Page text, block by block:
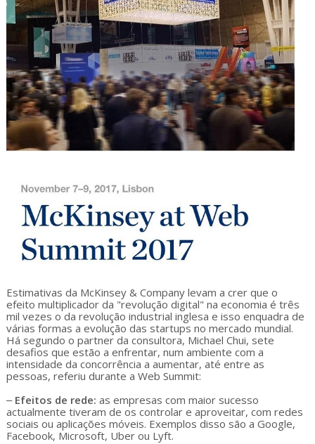
Estimativas da McKinsey & Company levam a crer que o
efeito multiplicador da "revolução digital" na economia é três
mil vezes o da revolução industrial inglesa e isso enquadra de
várias formas a evolução das startups no mercado mundial.
Há segundo o partner da consultora, Michael Chui, sete
desafios que estão a enfrentar, num ambiente com a
intensidade da concorrência a aumentar, até entre as
pessoas, referiu durante a Web Summit:
‒ Efeitos de rede: as empresas com maior sucesso
actualmente tiveram de os controlar e aproveitar, com redes
sociais ou aplicações móveis. Exemplos disso são a Google,
Facebook, Microsoft, Uber ou Lyft.